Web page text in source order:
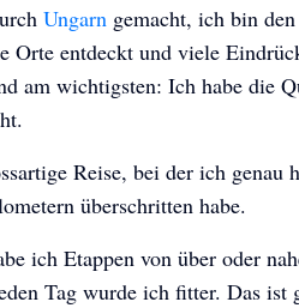
Ungarn gemacht, ich bin
Orte entdeckt und viele
am wichtigsten: Ich habe die
Reise, bei der ich genau
überschritten habe.
ich Etappen von über oder
Tag wurde ich fitter. Das ist